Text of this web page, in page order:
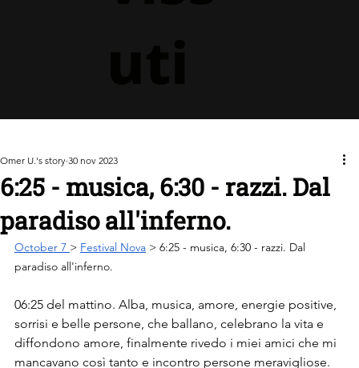
6:25 - musica, 6:30 - razzi. Dal
paradiso all'inferno.
Omer U.'s story 30 nov 2023
October 7 > Festival Nova > 6:25 - musica, 6:30 - razzi. Dal
paradiso all'inferno.
06:25 del mattino. Alba, musica, amore, energie positive,
sorrisi e belle persone, che ballano, celebrano la vita e
diffondono amore, finalmente rivedo i miei amici che mi
mancavano così tanto e incontro persone meravigliose.